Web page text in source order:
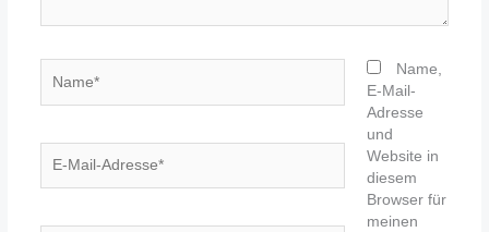
Mail-
Name,
E-Mail-
Adresse
und
Website in
diesem
Browser für
meinen